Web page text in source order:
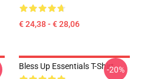
€ 24,38 - € 28,06
Bless Up Essentials T-Shirt-20%